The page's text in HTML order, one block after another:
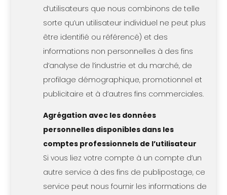
d’utilisateurs que nous combinons de telle
sorte qu’un utilisateur individuel ne peut plus
être identifié ou référencé) et des
informations non personnelles à des fins
d’analyse de l’industrie et du marché, de
profilage démographique, promotionnel et
publicitaire et à d’autres fins commerciales.
Agrégation avec les données
personnelles disponibles dans les
comptes professionnels de l’utilisateur
Si vous liez votre compte à un compte d’un
autre service à des fins de publipostage, ce
service peut nous fournir les informations de